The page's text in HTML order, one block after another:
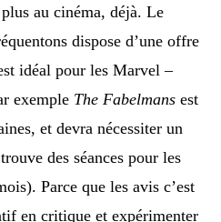
au cinéma, déjà. Le
dispose d’une offre
idéal pour les Marvel –
exemple The Fabelmans est
et devra nécessiter un
des séances pour les
Parce que les avis c’est
en critique et expérimenter